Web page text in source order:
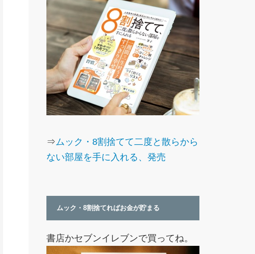
⇒ムック・8割捨てて二度と散らから
ない部屋を手に入れる、発売
ムック・8割捨てればお金が貯まる
書店かセブンイレブンで買ってね。